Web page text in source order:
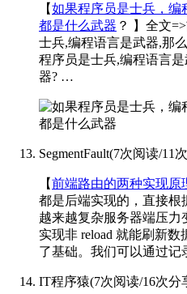
【如果程序员是士兵，编
都是什么武器 ？ 】全文=>
士兵,编程语言是武器,那
程序员是士兵,编程语言
器? …
SegmentFault(7次阅读/11
【前端路由的两种实现原
都是后端实现的，直接根
越来越复杂服务器端压力
实现非 reload 就能刷新
了基础。我们可以通过
IT程序猿(7次阅读/16次分